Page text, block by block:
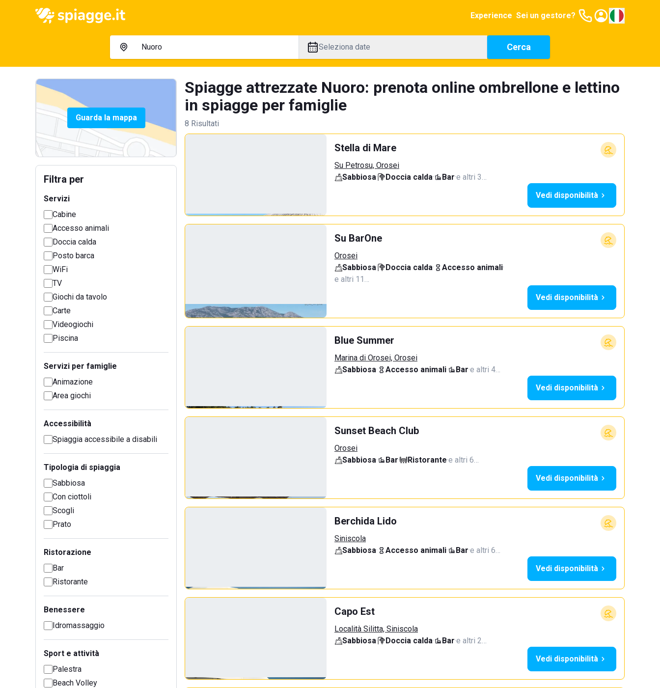
Experience Sei un gestore?
Seleziona date Cerca
Guarda la mappa
Filtra per
Servizi
Cabine
Accesso animali
Doccia calda
Posto barca
WiFi
TV
Giochi da tavolo
Carte
Videogiochi
Piscina
Servizi per famiglie
Animazione
Area giochi
Accessibilità
Spiaggia accessibile a disabili
Tipologia di spiaggia
Sabbiosa
Con ciottoli
Scogli
Prato
Ristorazione
Bar
Ristorante
Benessere
Idromassaggio
Sport e attività
Palestra
Beach Volley
Spiagge attrezzate Nuoro: prenota online ombrellone e lettino
in spiagge per famiglie
8 Risultati
Stella di Mare
Su Petrosu, Orosei
Sabbiosa· Doccia calda· Bar·e altri 3…
Vedi disponibilità
Su BarOne
Orosei
Sabbiosa· Doccia calda· Accesso animali·
e altri 11…
Vedi disponibilità
Blue Summer
Marina di Orosei, Orosei
Sabbiosa· Accesso animali· Bar·e altri 4…
Vedi disponibilità
Sunset Beach Club
Orosei
Sabbiosa· Bar· Ristorante·e altri 6…
Vedi disponibilità
Berchida Lido
Siniscola
Sabbiosa· Accesso animali· Bar·e altri 6…
Vedi disponibilità
Capo Est
Località Silitta, Siniscola
Sabbiosa· Doccia calda· Bar·e altri 2…
Vedi disponibilità